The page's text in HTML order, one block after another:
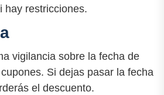
hay restricciones.
vigilancia sobre la fecha de
Si dejas pasar la fecha
el descuento.